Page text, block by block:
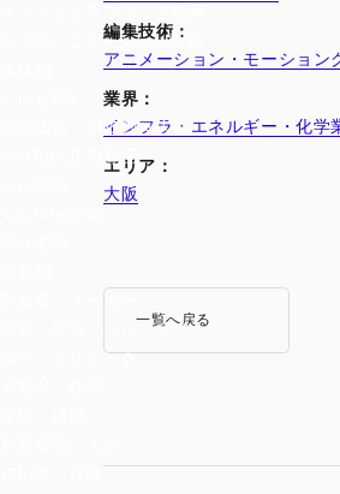
AI×2Dアニメーション動画
動画広告・SNS動画広告
YouTube広告動画
医療・製薬・ヘルスケア
病院・クリニック
編集技術：
アニメーション・モーション
業界：
インフラ・エネルギー・化学
エリア：
大阪
一覧へ戻る